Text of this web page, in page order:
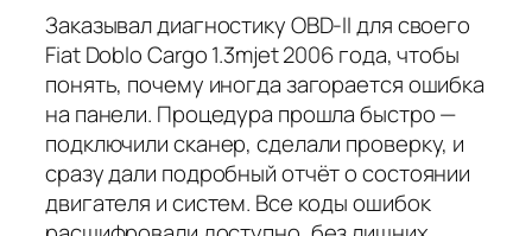
Заказывал диагностику OBD-II для своего
Fiat Doblo Cargo 1.3mjet 2006 года, чтобы
понять, почему иногда загорается ошибка
на панели. Процедура прошла быстро —
подключили сканер, сделали проверку, и
сразу дали подробный отчёт о состоянии
двигателя и систем. Все коды ошибок